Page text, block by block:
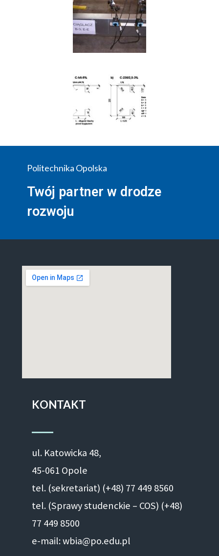
Politechnika Opolska
Twój partner w drodze
rozwoju
KONTAKT
ul. Ka­to­wic­ka 48,
45-061 Opole
tel. (sekretariat) (+48) 77 449 8560
tel. (Sprawy studenckie – COS) (+48)
77 449 8500
e-mail: wbia@po.edu.pl